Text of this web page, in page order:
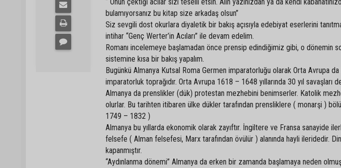
bulamıyorsanız bu kitap size arkadaş olsun”
Siz sevgili dost okurlara diyaletik bir bakış açısıyla edebiyat eserlerini
intihar “Genç Werter’in Acıları” ile devam edelim.
Romanı incelemeye başlamadan önce prensip edindiğimiz gibi, o dönemin
sistemine kısa bir bakış yapalım.
Bugünkü Almanya Kutsal Roma Germen imparatorluğu olarak Orta Avrupa
imparatorluk toprağıdır. Orta Avrupa 1618 – 1648 yıllarında 30 yıl savaşları
Almanya da prenslikler (dük) protestan mezhebini benimserler. Katolik
olurlar. Bu tarihten itibaren ülke dükler tarafından prensliklere ( monarşi )
1749 – 1832 )
Almanya bu yıllarda ekonomik olarak zayıftır. İngiltere ve Fransa sanayide
felsefe ( Alman felsefesi, Marx tarafından övülür ) alanında hayli ileridedir.
kapanmıştır.
“Aydınlanma dönemi” Almanya da erken bir zamanda başlamaya neden